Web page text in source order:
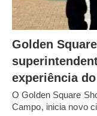
Golden
experiência
O Golden Square
Campo, inicia novo